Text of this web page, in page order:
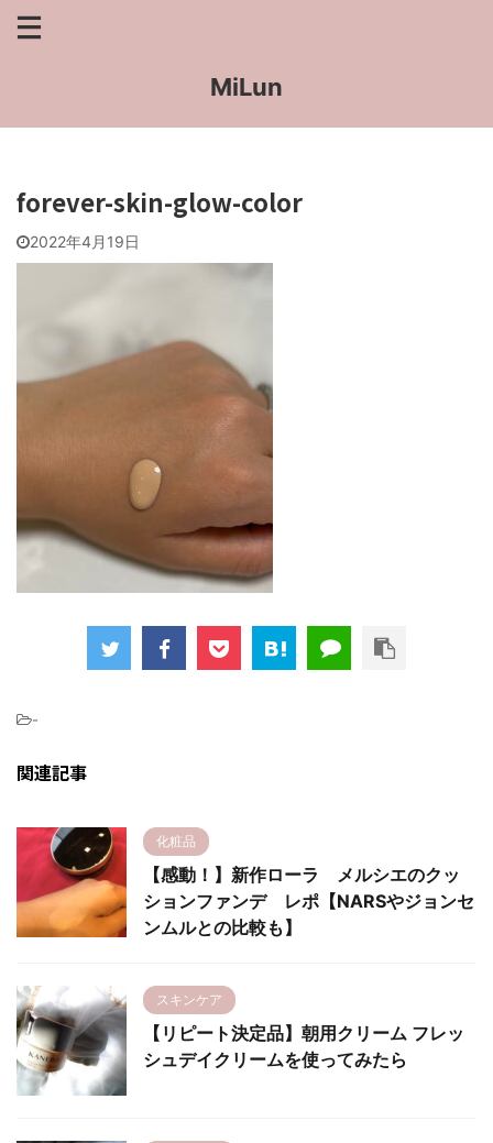
MiLun
forever-skin-glow-color
2022年4月19日
-
関連記事
化粧品
【感動！】新作ローラ メルシエのクッ
ションファンデ レポ【NARSやジョンセ
ンムルとの比較も】
スキンケア
【リピート決定品】朝用クリーム フレッ
シュデイクリームを使ってみたら